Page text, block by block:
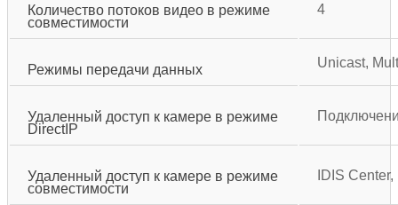
Количество потоков видео в режиме
совместимости
4
Режимы передачи данных Unicast,
Удаленный доступ к камере в режиме
DirectIP
Удаленный доступ к камере в режиме
совместимости
IDIS